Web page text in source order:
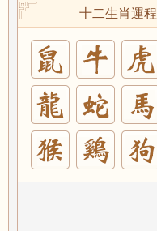
十二生肖運程